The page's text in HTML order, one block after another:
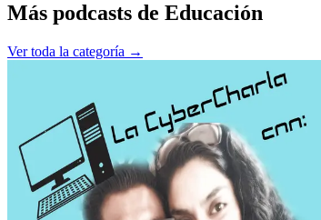
Más podcasts de Educación
Ver toda la categoría →